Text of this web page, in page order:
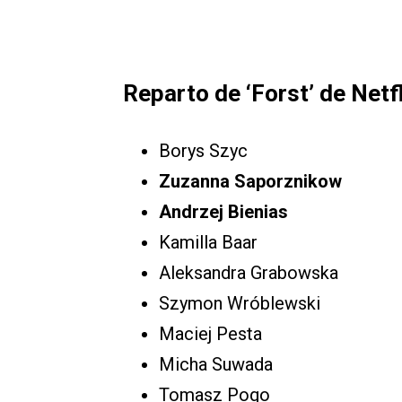
Reparto de ‘Forst’ de
Borys Szyc
Zuzanna Saporznikow
Andrzej Bienias
Kamilla Baar
Aleksandra Grabowska
Szymon Wróblewski
Maciej Pesta
Micha Suwada
Tomasz Pogo